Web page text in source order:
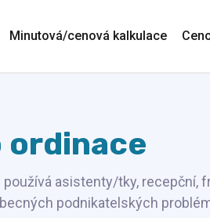
Minutová/cenová kalkulace
ordinace
asistenty/tky,
podnikatelských